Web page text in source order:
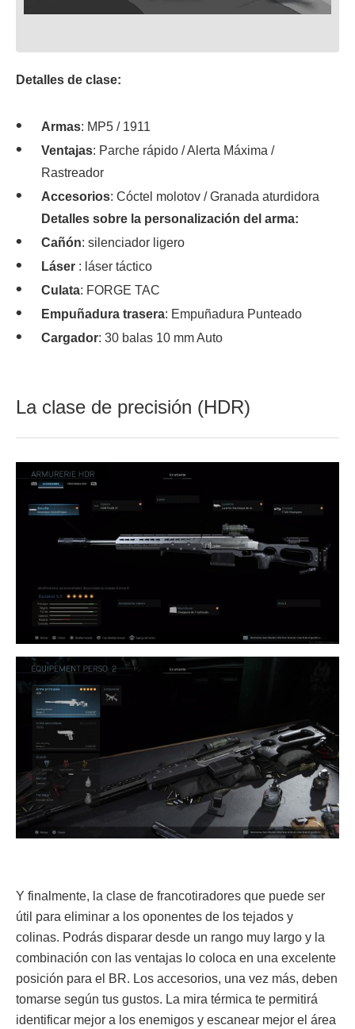
Detalles de clase:
Armas: MP5 / 1911
Ventajas: Parche rápido / Alerta Máxima /
Rastreador
Accesorios: Cóctel molotov / Granada aturdidora
Detalles sobre la personalización del arma:
Cañón: silenciador ligero
Láser : láser táctico
Culata: FORGE TAC
Empuñadura trasera: Empuñadura Punteado
Cargador: 30 balas 10 mm Auto
La clase de precisión (HDR)
Y finalmente, la clase de francotiradores que puede ser
útil para eliminar a los oponentes de los tejados y
colinas. Podrás disparar desde un rango muy largo y la
combinación con las ventajas lo coloca en una excelente
posición para el BR. Los accesorios, una vez más, deben
tomarse según tus gustos. La mira térmica te permitirá
identificar mejor a los enemigos y escanear mejor el área